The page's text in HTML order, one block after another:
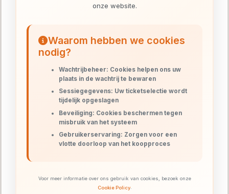
onze website.
Waarom hebben we cookies
nodig?
Wachtrijbeheer: Cookies helpen ons uw
plaats in de wachtrij te bewaren
Sessiegegevens: Uw ticketselectie wordt
tijdelijk opgeslagen
Beveiliging: Cookies beschermen tegen
misbruik van het systeem
Gebruikerservaring: Zorgen voor een
vlotte doorloop van het koopproces
Voor meer informatie over ons gebruik van cookies, bezoek onze
Cookie Policy.